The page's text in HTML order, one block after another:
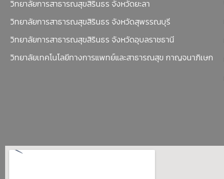
วิทยาลัยการสาธารณสุขสิรินธร จังหวัดยะลา
วิทยาลัยการสาธารณสุขสิรินธร จังหวัดสุพรรณบุรี
วิทยาลัยการสาธารณสุขสิรินธร จังหวัดอุบลราชธานี
วิทยาลัยเทคโนโลยีทางการแพทย์และสาธารณสุข กาญจนาภิเษก